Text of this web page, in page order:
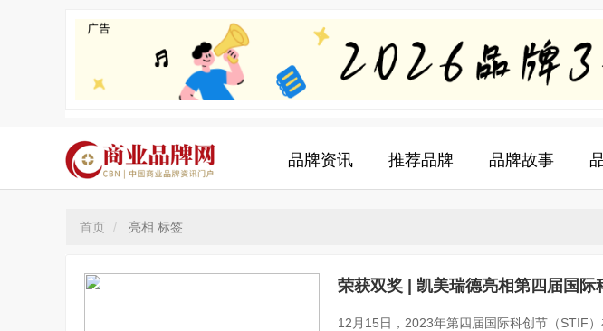
品牌资讯 推荐品牌 品牌故事
首页 亮相 标签
荣获双奖 | 凯美瑞德亮相第四届国际
12月15日，2023年第四届国际科创节（STIF